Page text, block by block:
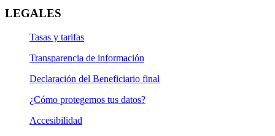
LEGALES
Tasas y tarifas
Transparencia de información
Declaración del Beneficiario final
¿Cómo protegemos tus datos?
Accesibilidad